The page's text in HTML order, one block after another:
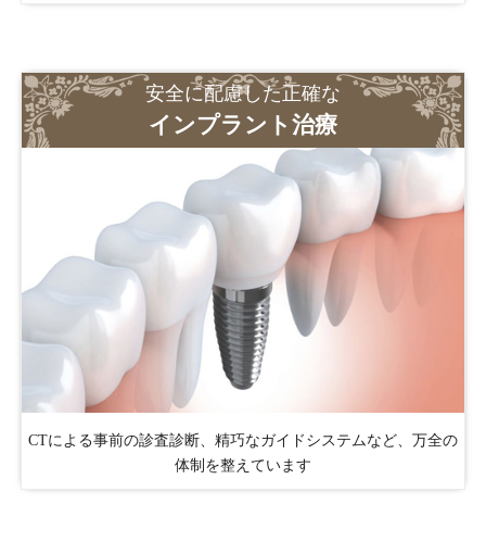
安全に配慮した正確な
インプラント治療
CTによる事前の診査診断、精巧なガイドシステムなど、万全の
体制を整えています